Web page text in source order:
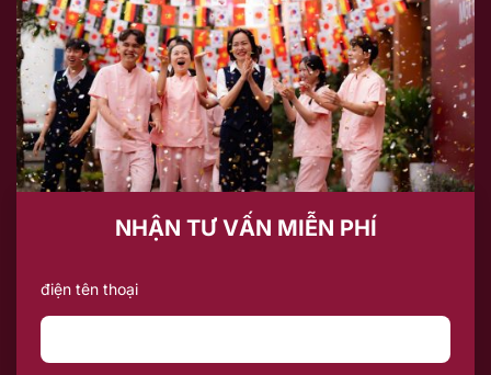
NHẬN TƯ VẤN MIỄN PHÍ
điện tên thoại